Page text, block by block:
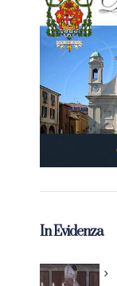
In Evidenza